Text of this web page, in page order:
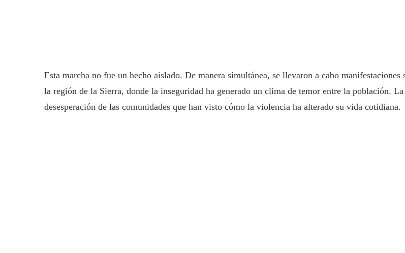
Esta marcha no fue un hecho aislado. De manera simultánea, se llevaron a cabo
la región de la Sierra, donde la inseguridad ha generado un clima de temor entre la población.
desesperación de las comunidades que han visto cómo la violencia ha alterado su vida cotidiana.